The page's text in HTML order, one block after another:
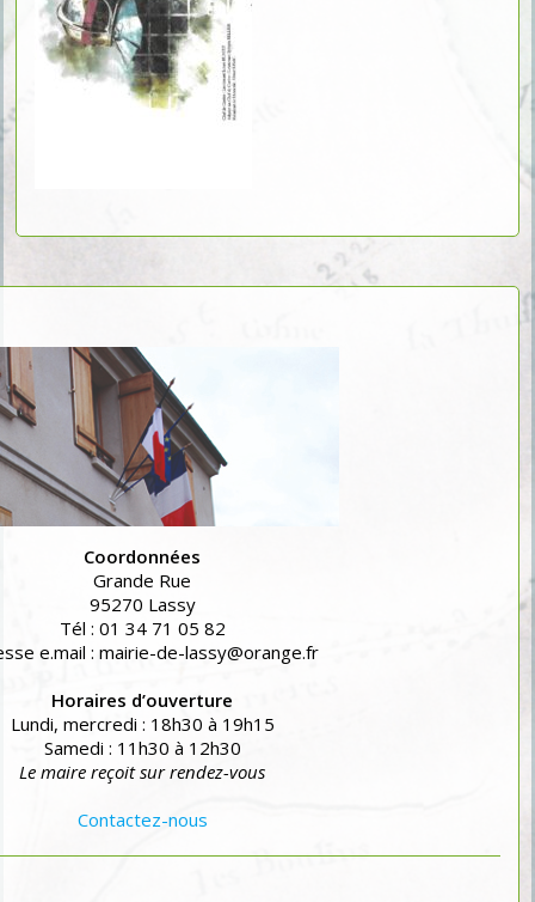
Coordonnées
Grande Rue
95270 Lassy
Tél : 01 34 71 05 82
e.mail : mairie-de-lassy@orange.fr
Horaires d’ouverture
Lundi, mercredi : 18h30 à 19h15
Samedi : 11h30 à 12h30
Le maire reçoit sur rendez-vous
Contactez-nous